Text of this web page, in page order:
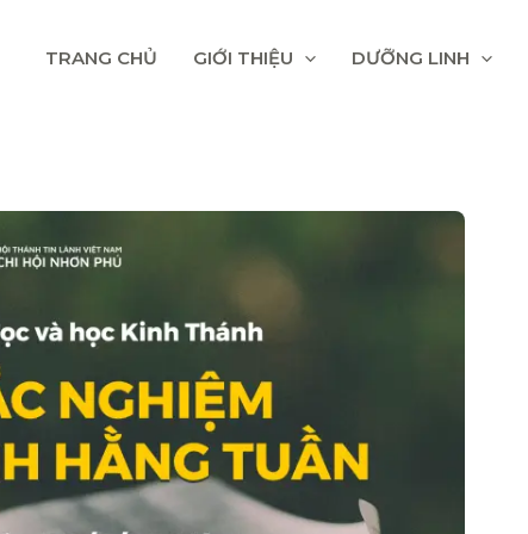
TRANG CHỦ GIỚI THIỆU DƯỠNG LINH